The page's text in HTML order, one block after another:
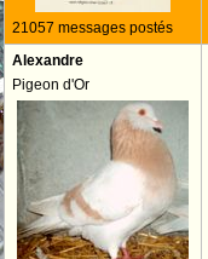
21057 messages postés
Alexandre
Pigeon d'Or